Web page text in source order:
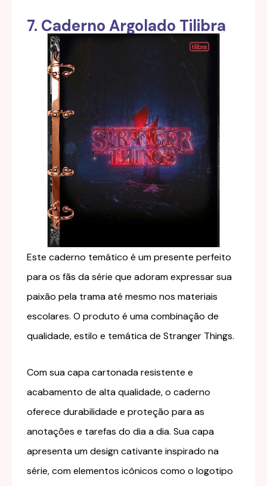
7. Caderno Argolado Tilibra
Este caderno temático é um presente perfeito
para os fãs da série que adoram expressar sua
paixão pela trama até mesmo nos materiais
escolares. O produto é uma combinação de
qualidade, estilo e temática de Stranger Things.
Com sua capa cartonada resistente e
acabamento de alta qualidade, o caderno
oferece durabilidade e proteção para as
anotações e tarefas do dia a dia. Sua capa
apresenta um design cativante inspirado na
série, com elementos icônicos como o logotipo